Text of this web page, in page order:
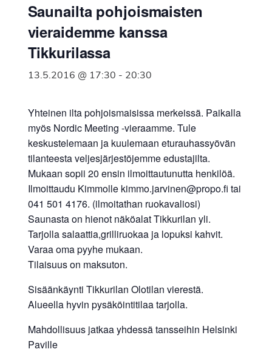
Suomen
Syöpäyhdistyksen
jäsenjärjestö.
Saunailta pohjoismaisten
vieraidemme kanssa
Tikkurilassa
13.5.2016 @ 17:30 - 20:30
Yhteinen ilta pohjoismaisissa merkeissä. Paikalla
myös Nordic Meeting -vieraamme. Tule
keskustelemaan ja kuulemaan eturauhassyövän
tilanteesta veljesjärjestöjemme edustajilta.
Mukaan sopii 20 ensin ilmoittautunutta henkilöä.
Ilmoittaudu Kimmolle kimmo.jarvinen@propo.fi tai
041 501 4176. (ilmoitathan ruokavaliosi)
Saunasta on hienot näköalat Tikkurilan yli.
Tarjolla salaattia,grilliruokaa ja lopuksi kahvit.
Varaa oma pyyhe mukaan.
Tilaisuus on maksuton.
Sisäänkäynti Tikkurilan Olotilan vierestä.
Alueella hyvin pysäköintitilaa tarjolla.
Mahdollisuus jatkaa yhdessä tansseihin Helsinki
Paville